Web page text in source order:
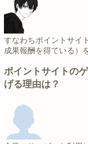
すなわちポイントサイ
成果報酬を得ている）
ポイントサイトの
げる理由は？